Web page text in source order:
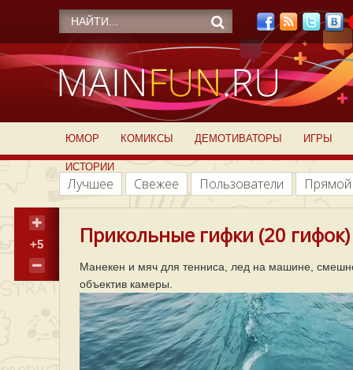
ЮМОР КОМИКСЫ ДЕМОТИВАТОРЫ ИГРЫ
ИСТОРИИ
Лучшее Свежее Пользователи
+5 Прикольные гифки (20
Манекен и мяч для тенниса, лед на машине,
объектив камеры.